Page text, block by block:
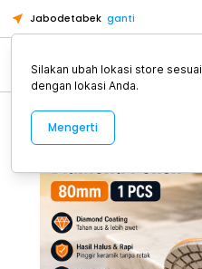
Jabodetabek ganti
Alat Kopi
Silakan ubah lokasi store sesuai
dengan lokasi Anda.
Mengerti